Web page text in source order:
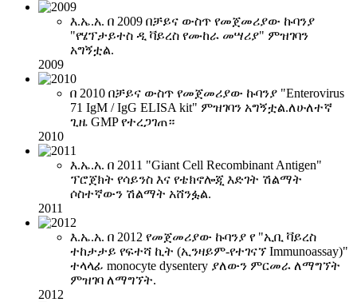
እ.ኤ.አ. በ 2009 በቻይና ውስጥ የመጀመሪያው ኩባንያ
"የሄፕታይተስ ዲ ቫይረስ የሙከራ መሣሪያ" ምዝገባን
አግኝቷል.
2009
በ 2010 በቻይና ውስጥ የመጀመሪያው ኩባንያ "Enterovirus
71 IgM / IgG ELISA kit" ምዝገባን አግኝቷል.ለሁለተኛ
ጊዜ GMP የተረጋገጠ።
2010
እ.ኤ.አ. በ 2011 "Giant Cell Recombinant Antigen"
ፕሮጀክት የሳይንስ እና የቴክኖሎጂ እድገት ሽልማት
ሶስተኛውን ሽልማት አሸንፏል.
2011
እ.ኤ.አ. በ 2012 የመጀመሪያው ኩባንያ የ "ኢቢ ቫይረስ
ተከታታይ የፍተሻ ኪት (ኢንዛይም-የተገናኘ Immunoassay)"
ተላላፊ monocyte dysentery ያለውን ምርመራ ለማግኘት
ምዝገባ ለማግኘት.
2012